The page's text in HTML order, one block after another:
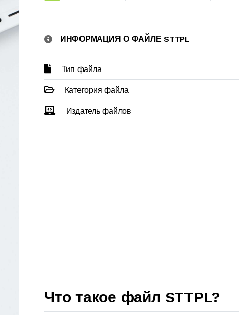
ИНФОРМАЦИЯ О ФАЙЛЕ STTPL
Тип файла
Категория файла
Издатель файлов
Что такое файл STTPL?